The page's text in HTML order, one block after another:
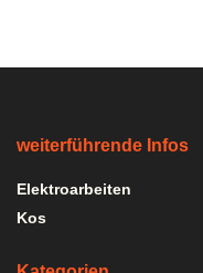
weiterführende Infos
Elektroarbeiten
Kos